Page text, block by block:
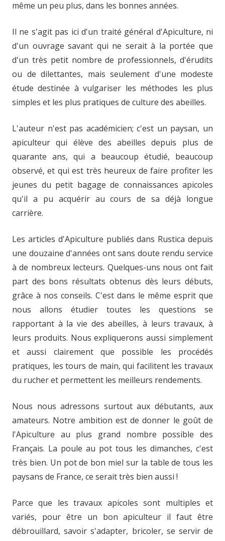
même un peu plus, dans les bonnes années.
Il ne s'agit pas ici d'un traité général d'Apiculture, ni
d'un ouvrage savant qui ne serait à la portée que
d'un très petit nombre de professionnels, d'érudits
ou de dilettantes, mais seulement d'une modeste
étude destinée à vulgariser les méthodes les plus
simples et les plus pratiques de culture des abeilles.
L'auteur n'est pas académicien; c'est un paysan, un
apiculteur qui élève des abeilles depuis plus de
quarante ans, qui a beaucoup étudié, beaucoup
observé, et qui est très heureux de faire profiter les
jeunes du petit bagage de connaissances apicoles
qu'il a pu acquérir au cours de sa déjà longue
carrière.
Les articles d'Apiculture publiés dans Rustica depuis
une douzaine d'années ont sans doute rendu service
à de nombreux lecteurs. Quelques-uns nous ont fait
part des bons résultats obtenus dès leurs débuts,
grâce à nos conseils. C'est dans le même esprit que
nous allons étudier toutes les questions se
rapportant à la vie des abeilles, à leurs travaux, à
leurs produits. Nous expliquerons aussi simplement
et aussi clairement que possible les procédés
pratiques, les tours de main, qui facilitent les travaux
du rucher et permettent les meilleurs rendements.
Nous nous adressons surtout aux débutants, aux
amateurs. Notre ambition est de donner le goût de
l'Apiculture au plus grand nombre possible des
Français. La poule au pot tous les dimanches, c'est
très bien. Un pot de bon miel sur la table de tous les
paysans de France, ce serait très bien aussi !
Parce que les travaux apicoles sont multiples et
variés, pour être un bon apiculteur il faut être
débrouillard, savoir s'adapter, bricoler, se servir de